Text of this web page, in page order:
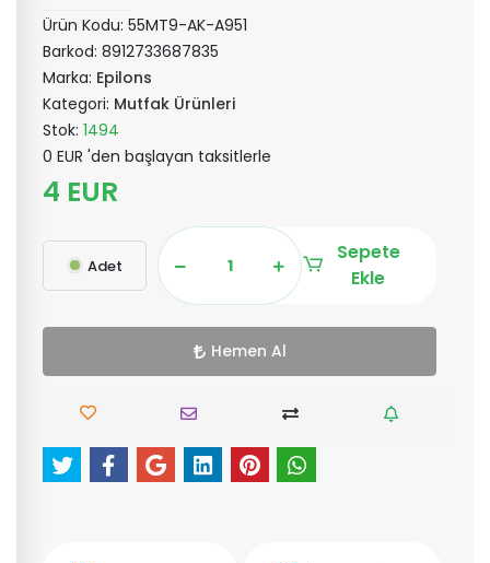
Ürün Kodu: 55MT9-AK-A951
Barkod: 8912733687835
Marka: Epilons
Kategori: Mutfak Ürünleri
Stok: 1494
0 EUR 'den başlayan taksitlerle
4 EUR
Adet
Sepete
Ekle
Hemen Al